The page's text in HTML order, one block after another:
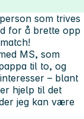
som trives
for å brette opp
MS, som
til to, og
– blant
hjelp til det
jeg kan være